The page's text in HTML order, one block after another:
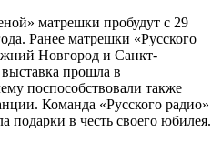
матрешки пробудут с 29
Ранее матрешки «Русского
Новгород и Санкт-
прошла в
поспособствовали также
Команда «Русского радио»
подарки в честь своего юбилея.